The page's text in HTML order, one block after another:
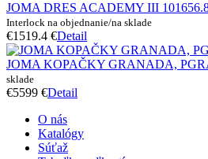
JOMA DRES ACADEMY III
Interlock na objednanie/na sklade
€1519.4 €Detail
JOMA KOPAČKY GRANADA,
sklade
€5599 €Detail
O nás
Katalógy
Súťaž